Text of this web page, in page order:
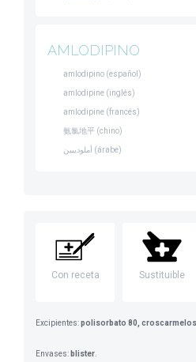
AMLODIPINO
amlodipino (español)
amlodipine (inglés)
amlodipine (francés)
氨氯地平 (chino)
أملوديبين (árabe)
Con receta Sustituible
Excipientes:polisorbato 80,
Envases: blister